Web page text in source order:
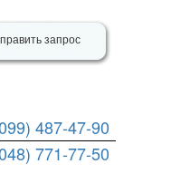
запрос
487-47-90
771-77-50